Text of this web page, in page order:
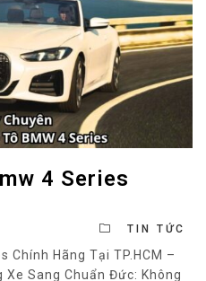
4 Series
TIN TỨC
Chính Hãng Tại TP.HCM –
Sang Chuẩn Đức: Không